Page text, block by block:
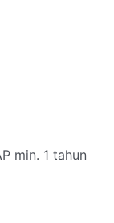
min. 1 tahun